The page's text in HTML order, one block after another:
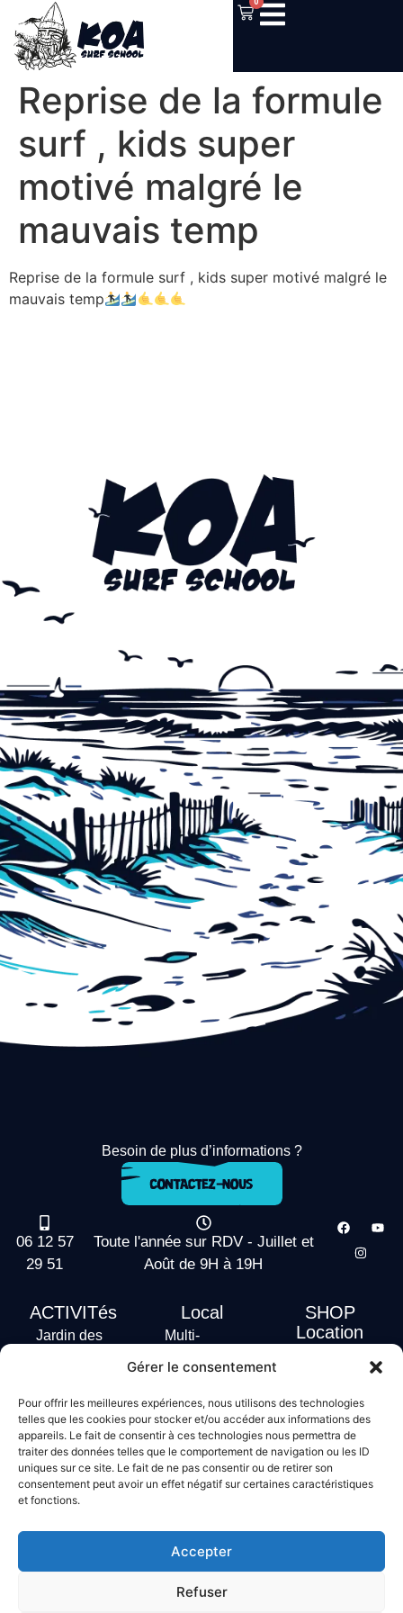
Gérer le consentement
Pour offrir les meilleures expériences, nous utilisons des technologies
telles que les cookies pour stocker et/ou accéder aux informations des
appareils. Le fait de consentir à ces technologies nous permettra de
traiter des données telles que le comportement de navigation ou les ID
uniques sur ce site. Le fait de ne pas consentir ou de retirer son
consentement peut avoir un effet négatif sur certaines caractéristiques
et fonctions.
Accepter
Refuser
Reprise de la formule
surf , kids super
motivé malgré le
mauvais temp
Reprise de la formule surf , kids super motivé malgré le
mauvais temp
Besoin de plus d’informations ?
06 12 57
29 51
Toute l'année sur RDV - Juillet et
Août de 9H à 19H
ACTIVITés
Jardin des
Stand Up
Paddle
Bodyboard
Local
Multi-
Hébergement
SHOP
Location
Politique de confidentialité